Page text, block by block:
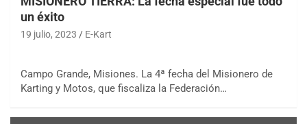
un éxito
19 julio, 2023 E-Kart
Campo Grande, Misiones. La 4ª fecha del Misionero de
Karting y Motos, que fiscaliza la Federación…